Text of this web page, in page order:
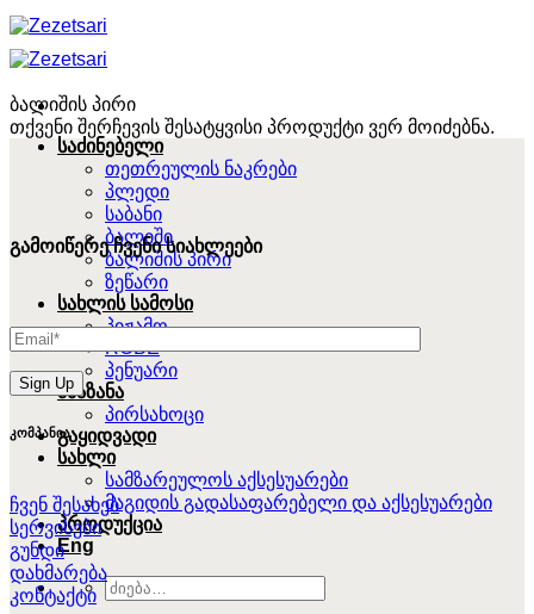
Skip
to
content
საძინებელი
თეთრეულის ნაკრები
პლედი
საბანი
ბალიში
ბალიშის პირი
ზეწარი
სახლის სამოსი
პიჟამო
ROBE
პენუარი
აბაზანა
პირსახოცი
გაყიდვადი
სახლი
სამზარეულოს აქსესუარები
მაგიდის გადასაფარებელი და აქსესუარები
პროდუქცია
Eng
ძებნა:
ბალიშის პირი
თქვენი შერჩევის შესატყვისი პროდუქტი ვერ მოიძებნა.
გამოიწერე ჩვენი სიახლეები
კომპანია
ჩვენ შესახებ
სერვისები
გუნდი
დახმარება
კონტაქტი